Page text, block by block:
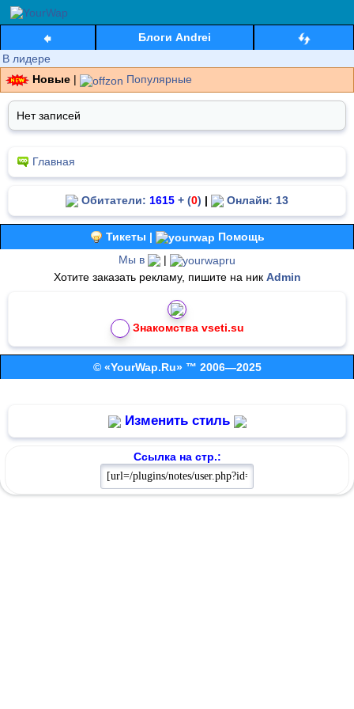
Блоги Andrei
В лидере
Новые | Популярные
Нет записей
Главная
Обитатели: 1615 + (0) | Онлайн: 13
Тикеты |
Помощь
Мы в
|
Хотите заказать рекламу, пишите на ник Admin
Знакомства vseti.su
© «YourWap.Ru» ™ 2006—2025
Изменить стиль
Ссылка на стр.: